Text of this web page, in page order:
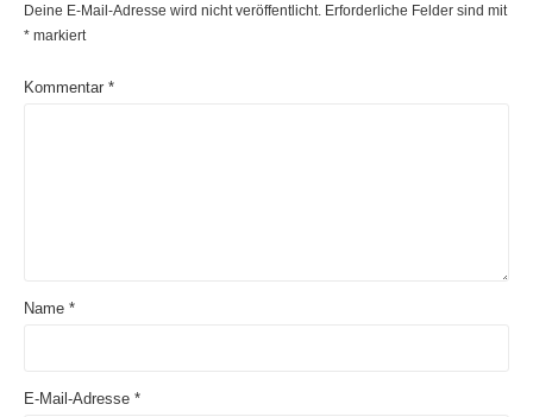
Deine E-Mail-Adresse wird nicht veröffentlicht. Erforderliche Felder sind mit
* markiert
Kommentar *
Name *
E-Mail-Adresse *